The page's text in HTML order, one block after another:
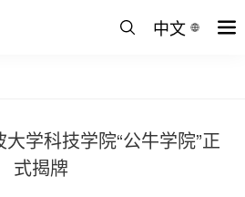
中文
大学科技学院“公牛学院”正
式揭牌